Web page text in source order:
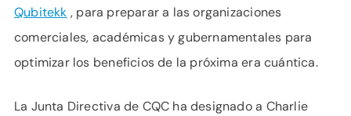
Qubitekk , para preparar a las organizaciones
comerciales, académicas y gubernamentales para
optimizar los beneficios de la próxima era cuántica.
La Junta Directiva de CQC ha designado a Charlie